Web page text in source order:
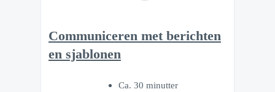
Communiceren met berichten
en sjablonen
Ca. 30 minutter